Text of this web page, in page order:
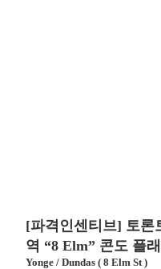
[파격인센티브] 토론
역 “8 Elm” 콘도 플
Yonge / Dundas ( 8 Elm St )